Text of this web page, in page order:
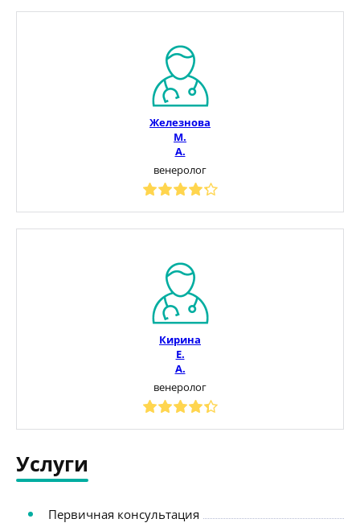
Железнова
М.
А.
венеролог
Кирина
Е.
А.
венеролог
Услуги
Первичная консультация